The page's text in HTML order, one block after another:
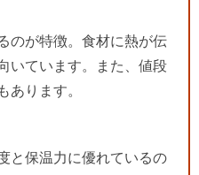
のが特徴。食材に熱が伝
いています。また、値段
あります。
と保温力に優れているの